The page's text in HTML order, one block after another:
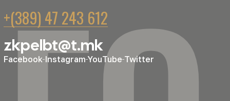
+(389) 47 243 612
zkpelbt@t.mk
Facebook Instagram YouTube Twitter